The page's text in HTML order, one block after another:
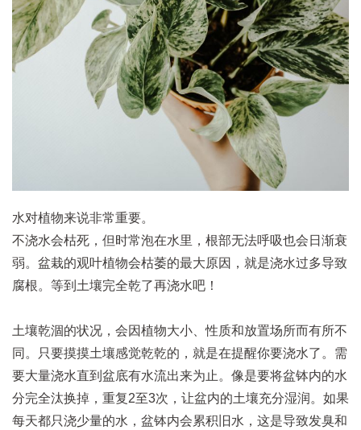
水对植物来说非常重要。
不浇水会枯死，但时常泡在水里，根部无法呼吸也会日渐衰
弱。盆栽的观叶植物会枯萎的最大原因，就是浇水过多导致
腐根。等到土壤完全乾了再浇水吧！
土壤乾涸的状况，会因植物大小、性质和放置场所而有所不
同。只要摸摸土壤感觉乾乾的，就是在提醒你要浇水了。需
要大量浇水直到盆底有水流出来为止。像是要将盆钵内的水
分完全汰换掉，重复2至3次，让盆内的土壤充分湿润。如果
每天都只浇少量的水，盆钵内会累积旧水，这是导致发臭和